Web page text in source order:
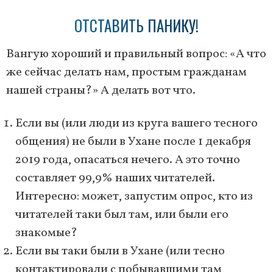
ОТСТАВИТЬ ПАНИКУ!
Вангую хороший и правильный вопрос: «А что
же сейчас делать нам, простым гражданам
нашей страны?» А делать вот что.
Если вы (или люди из круга вашего тесного
общения) не были в Ухане после 1 декабря
2019 года, опасаться нечего. А это точно
составляет 99,9% наших читателей.
Интересно: может, запустим опрос, кто из
читателей таки был там, или были его
знакомые?
Если вы таки были в Ухане (или тесно